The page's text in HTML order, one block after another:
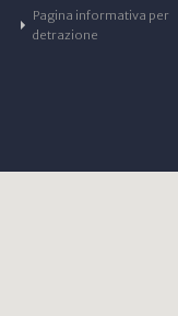
Pagina informativa per
detrazione